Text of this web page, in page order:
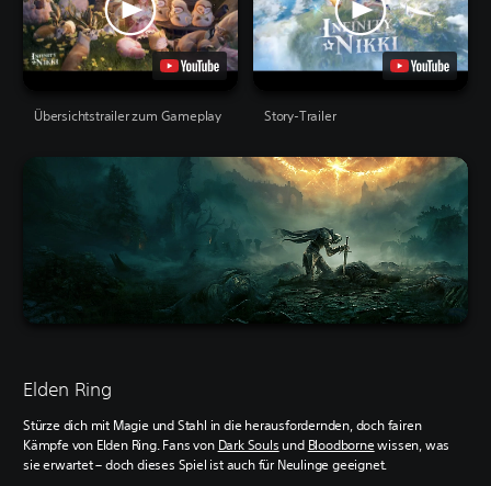
Übersichtstrailer zum Gameplay Story-Trailer
Elden Ring
Stürze dich mit Magie und Stahl in die herausfordernden, doch fairen
Kämpfe von Elden Ring. Fans von Dark Souls und Bloodbornewissen, was
sie erwartet – doch dieses Spiel ist auch für Neulinge geeignet.